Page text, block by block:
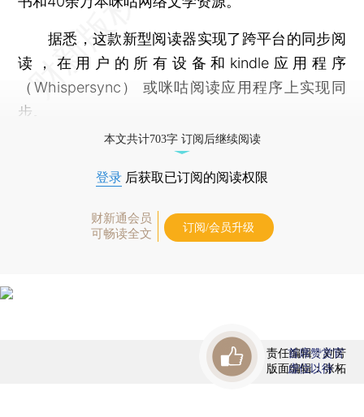
据悉，这款新型阅读器实现了跨平台的同步阅
读，在用户的所有设备和kindle应用程序
（Whispersync） 或咪咕阅读应用程序上实现同
步。
本文共计703字 订阅后继续阅读
登录 后获取已订阅的阅读权限
财新通会员
可畅读全文
订阅/会员升级
责任编辑：刘芳
版面编辑：张柘
首席赞赏官
虚位以待